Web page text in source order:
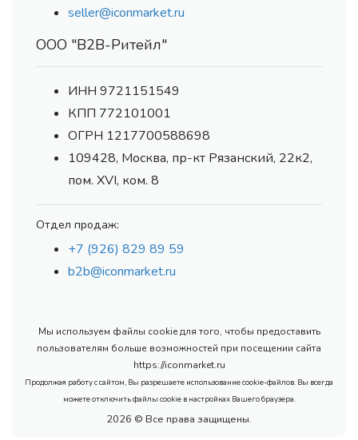
seller@iconmarket.ru
ООО "В2В-Ритейл"
ИНН 9721151549
КПП 772101001
ОГРН 1217700588698
109428, Москва, пр-кт Рязанский, 22к2,
пом. XVI, ком. 8
Отдел продаж:
+7 (926) 829 89 59
b2b@iconmarket.ru
Мы используем файлы cookie для того, чтобы предоставить
пользователям больше возможностей при посещении сайта
https://iconmarket.ru
Продолжая работу с сайтом, Вы разрешаете использование cookie-файлов. Вы всегда
можете отключить файлы cookie в настройках Вашего браузера.
2026 © Все права защищены.